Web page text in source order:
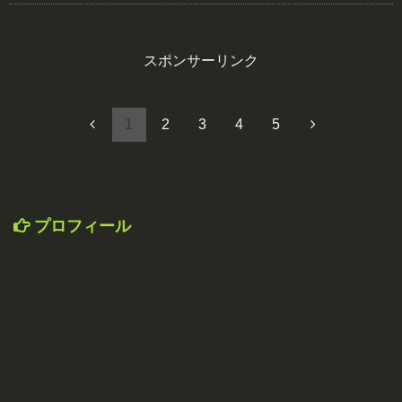
スポンサーリンク
1 2 3 4 5
プロフィール